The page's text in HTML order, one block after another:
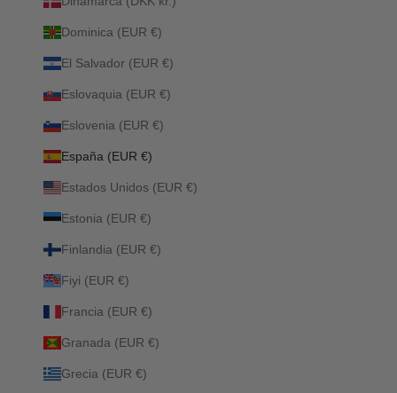
Dominica (EUR €)
El Salvador (EUR €)
Eslovaquia (EUR €)
Eslovenia (EUR €)
España (EUR €)
Estados Unidos (EUR €)
Estonia (EUR €)
Finlandia (EUR €)
Fiyi (EUR €)
Francia (EUR €)
Granada (EUR €)
Grecia (EUR €)